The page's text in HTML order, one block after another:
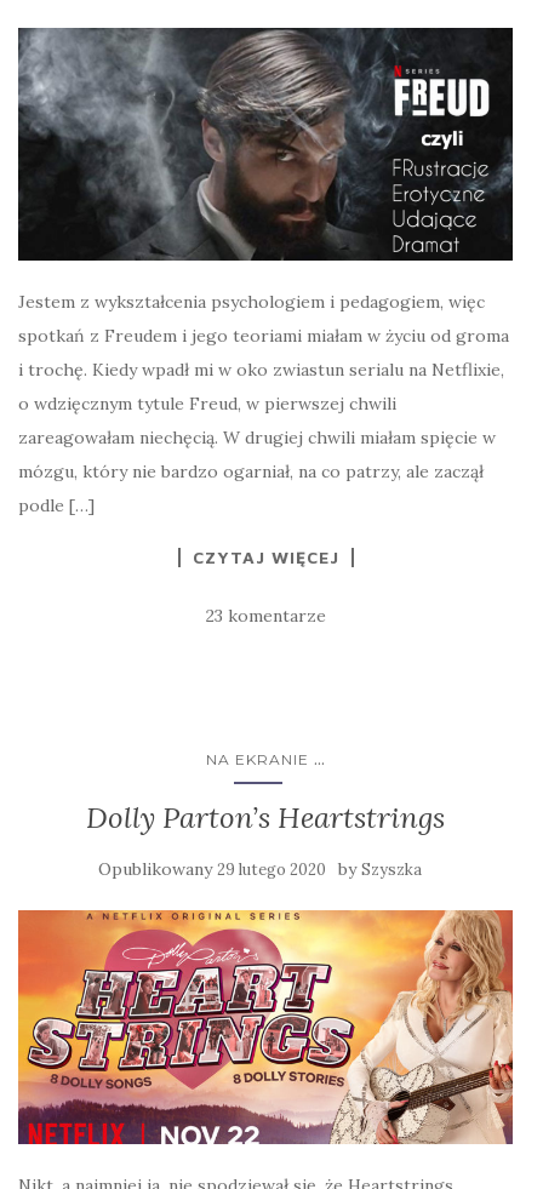
Jestem z wykształcenia psychologiem i pedagogiem, więc
spotkań z Freudem i jego teoriami miałam w życiu od groma
i trochę. Kiedy wpadł mi w oko zwiastun serialu na Netflixie,
o wdzięcznym tytule Freud, w pierwszej chwili
zareagowałam niechęcią. W drugiej chwili miałam spięcie w
mózgu, który nie bardzo ogarniał, na co patrzy, ale zaczął
podle […]
CZYTAJ WIĘCEJ
23 komentarze
NA EKRANIE ...
Dolly Parton’s Heartstrings
Opublikowany29 lutego 2020 bySzyszka